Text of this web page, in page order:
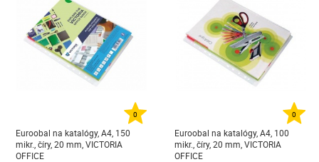
0
Euroobal na katalógy, A4, 150
mikr., číry, 20 mm, VICTORIA
OFFICE
0
Euroobal na katalógy, A4, 100
mikr., číry, 20 mm, VICTORIA
OFFICE